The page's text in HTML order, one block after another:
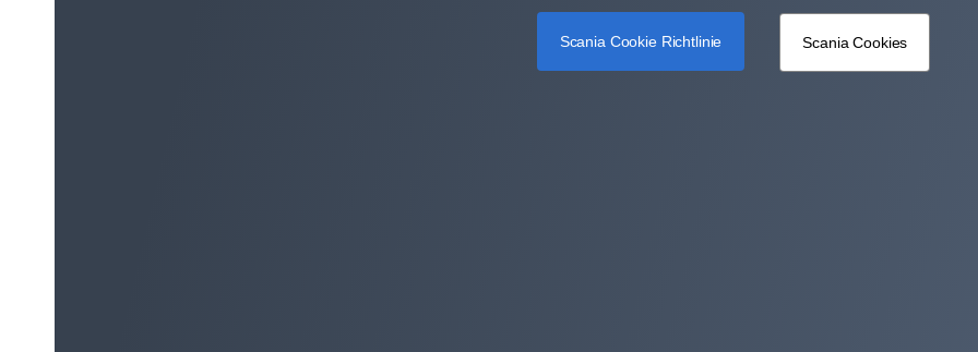
Scania Cookie Richtlinie Scania Cookies